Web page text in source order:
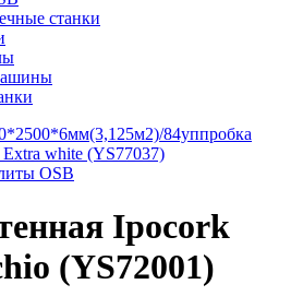
станки
84уппробка
white (YS77037)
OSB
Ipocork
(YS72001)